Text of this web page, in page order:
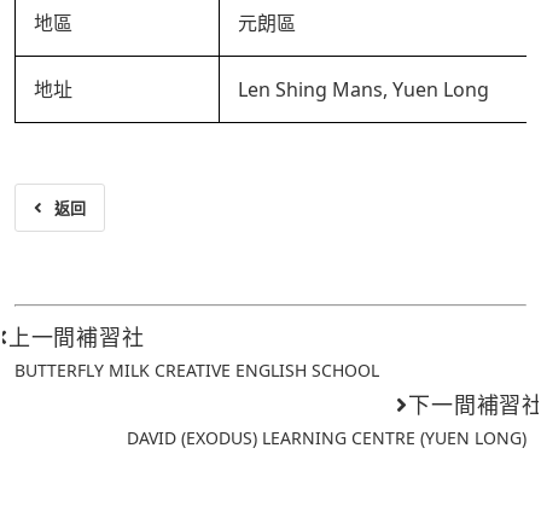
地區 元朗區
地址 Len Shing Mans, Yuen Long
返回
上一間補習社
BUTTERFLY MILK CREATIVE ENGLISH SCHOOL
下一間補習
DAVID (EXODUS) LEARNING CENTRE (YUEN LONG)